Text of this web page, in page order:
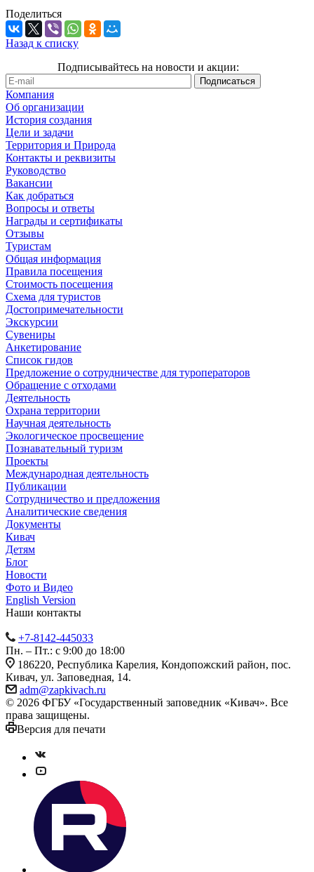
Поделиться
Назад к списку
Подписывайтесь на новости и акции:
Компания
Об организации
История создания
Цели и задачи
Территория и Природа
Контакты и реквизиты
Руководство
Вакансии
Как добраться
Вопросы и ответы
Награды и сертификаты
Отзывы
Туристам
Общая информация
Правила посещения
Стоимость посещения
Схема для туристов
Достопримечательности
Экскурсии
Сувениры
Анкетирование
Список гидов
Предложение о сотрудничестве для туроператоров
Обращение с отходами
Деятельность
Охрана территории
Научная деятельность
Экологическое просвещение
Познавательный туризм
Проекты
Международная деятельность
Публикации
Сотрудничество и предложения
Аналитические сведения
Документы
Кивач
Детям
Блог
Новости
Фото и Видео
English Version
Наши контакты
+7-8142-445033
Пн. – Пт.: с 9:00 до 18:00
186220, Республика Карелия, Кондопожский район, пос.
Кивач, ул. Заповедная, 14.
adm@zapkivach.ru
© 2026 ФГБУ «Государственный заповедник «Кивач». Все
права защищены.
Версия для печати